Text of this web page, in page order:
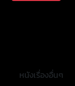
หนังเรื่องอื่นๆ